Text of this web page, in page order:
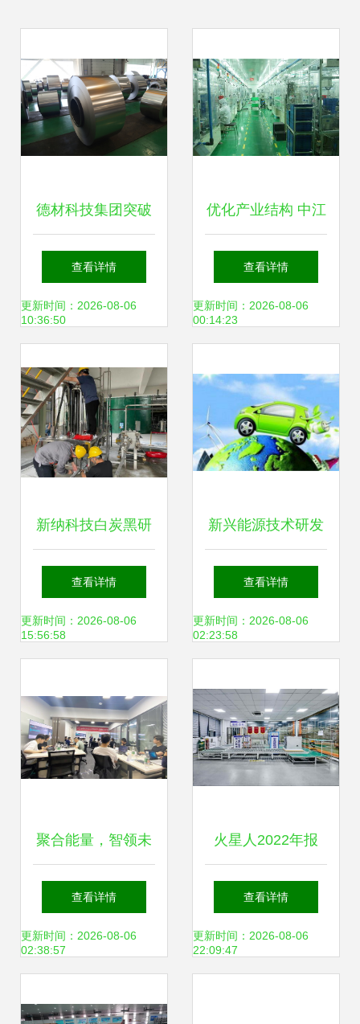
德材科技集团突破
冷轧极薄碳钢技
术，助推新兴能源
查看详情
更新时间：2026-08-06
10:36:50
优化产业结构 中江
培育高新技术与新
兴能源技术研发的
查看详情
更新时间：2026-08-06
00:14:23
新纳科技白炭黑研
究院小试研发线试
验成功，助力新兴
查看详情
更新时间：2026-08-06
15:56:58
新兴能源技术研发
白手起家快速掘金
的环保逆行者
查看详情
更新时间：2026-08-06
02:23:58
聚合能量，智领未
来 云祺科技《新兴
能源技术研发》客
查看详情
更新时间：2026-08-06
02:38:57
火星人2022年报
技术驱动，研发加
码，构建长期价值
查看详情
更新时间：2026-08-06
22:09:47